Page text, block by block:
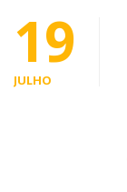
19
JULHO